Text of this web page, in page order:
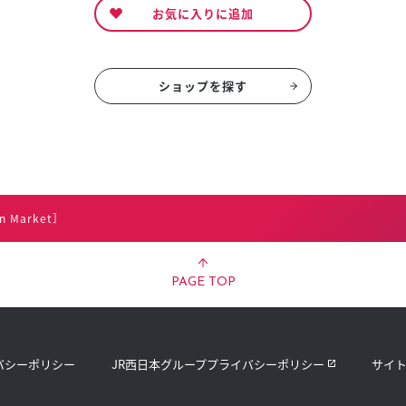
お気に入りに追加
ショップを探す
Market］
PAGE TOP
シーポリシー JR西日本グループプライバシーポリシー サイ